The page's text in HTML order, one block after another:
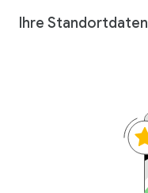
Ihre Standortdaten